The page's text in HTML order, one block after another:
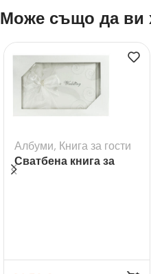
Може също да ви
Албуми, Книга за гости
Сватбена книга за
гости с надпис